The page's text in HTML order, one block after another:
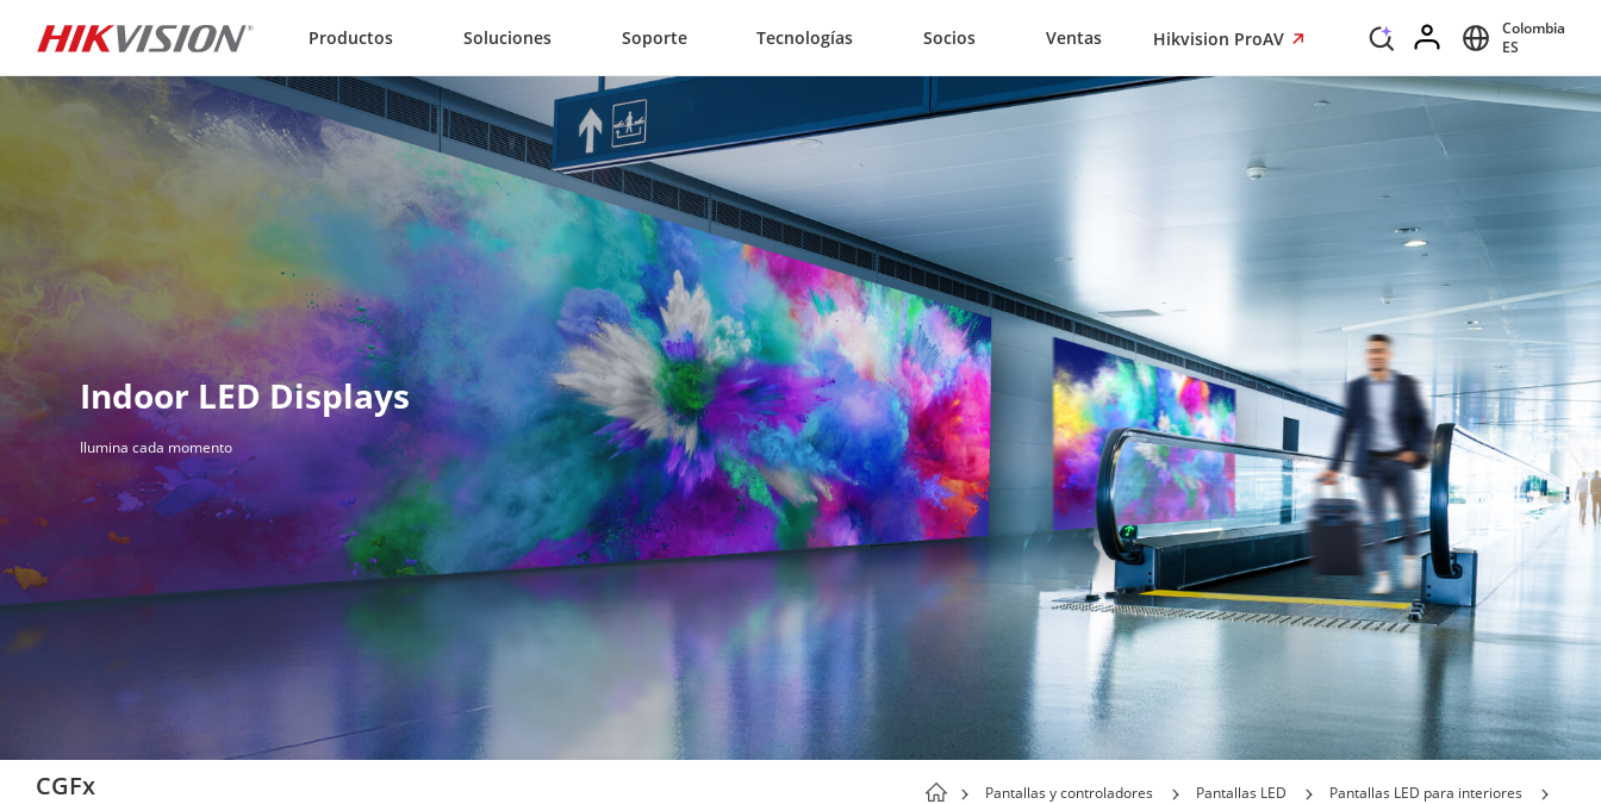
Productos Soluciones Soporte Tecnologías Socios Ventas Hikvision ProAV
Colombia
ES
Indoor LED Displays
Ilumina cada momento
CGFx Pantallas y controladores Pantallas LED Pantallas LED para interiores